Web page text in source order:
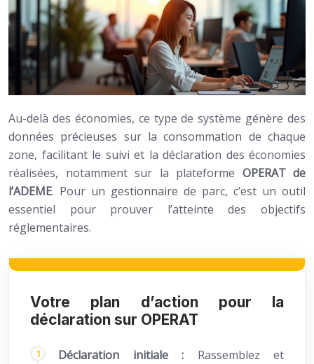
Au-delà des économies, ce type de système génère des
données précieuses sur la consommation de chaque
zone, facilitant le suivi et la déclaration des économies
réalisées, notamment sur la plateforme OPERAT de
l’ADEME. Pour un gestionnaire de parc, c’est un outil
essentiel pour prouver l’atteinte des objectifs
réglementaires.
Votre plan d’action pour la
déclaration sur OPERAT
Déclaration initiale : Rassemblez et